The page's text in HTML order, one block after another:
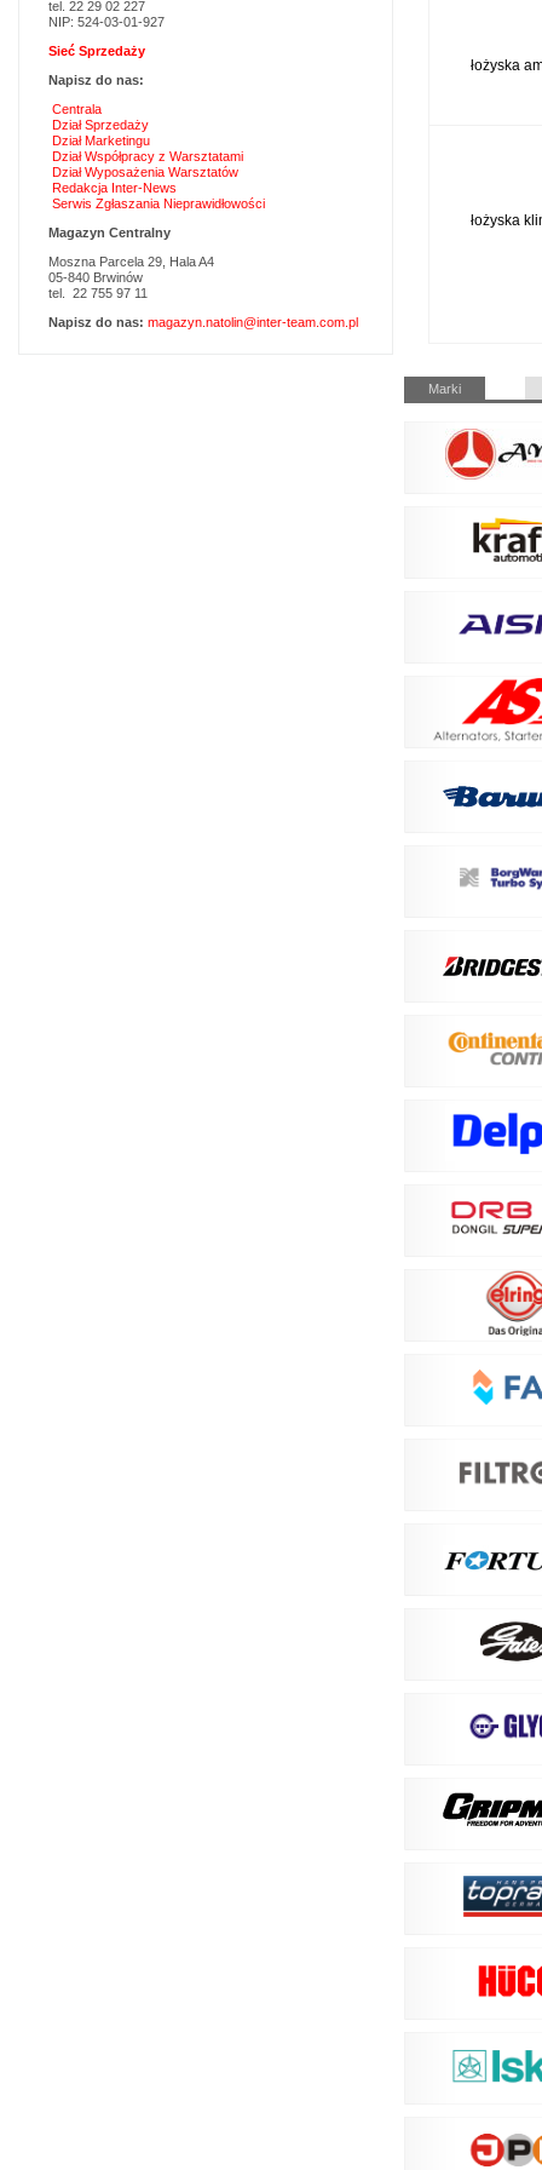
łożyska
łożyska
Pomiń
nawigacje
Marki
tel. 22 29 02 227
NIP: 524-03-01-927
Sieć Sprzedaży
Napisz do nas:
Centrala
Dział Sprzedaży
Dział Marketingu
Dział Współpracy z Warsztatami
Dział Wyposażenia Warsztatów
Redakcja Inter-News
Serwis Zgłaszania Nieprawidłowości
Magazyn Centralny
Moszna Parcela 29, Hala A4
05-840 Brwinów
tel. 22 755 97 11
Napisz do nas: magazyn.natolin@inter-team.com.pl